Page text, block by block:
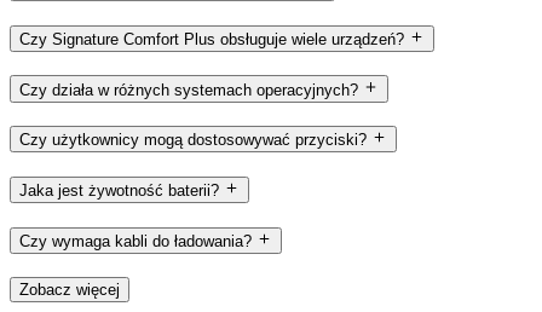
Czy Signature Comfort Plus obsługuje wiele urządzeń?
Czy działa w różnych systemach operacyjnych?
Czy użytkownicy mogą dostosowywać przyciski?
Jaka jest żywotność baterii?
Czy wymaga kabli do ładowania?
Zobacz więcej